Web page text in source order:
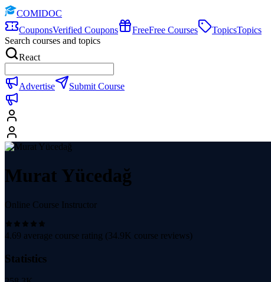
COMIDOC
CouponsVerified Coupons FreeFree Courses TopicsTopics
Search courses and topics
React
Advertise Submit Course
Murat Yücedağ
Online Course Instructor
4.69 average course rating (34.9K course reviews)
Statistics